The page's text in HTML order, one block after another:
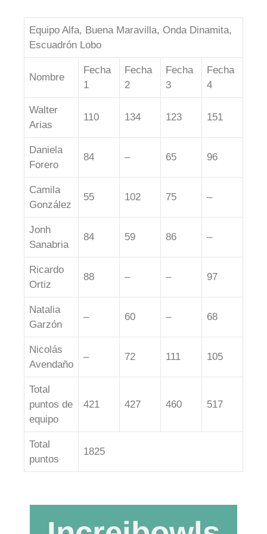
Equipo Alfa, Buena Maravilla, Onda Dinamita,
Escuadrón Lobo
Nombre
Fecha
1
Fecha
2
Fecha
3
Fecha
4
Walter
Arias
110 134 123 151
Daniela
Forero
84 – 65 96
Camila
González
55 102 75 –
Jonh
Sanabria
84 59 86 –
Ricardo
Ortiz
88 – – 97
Natalia
Garzón
– 60 – 68
Nicolás
Avendaño
– 72 111 105
Total
puntos de
equipo
421 427 460 517
Total
puntos
1825